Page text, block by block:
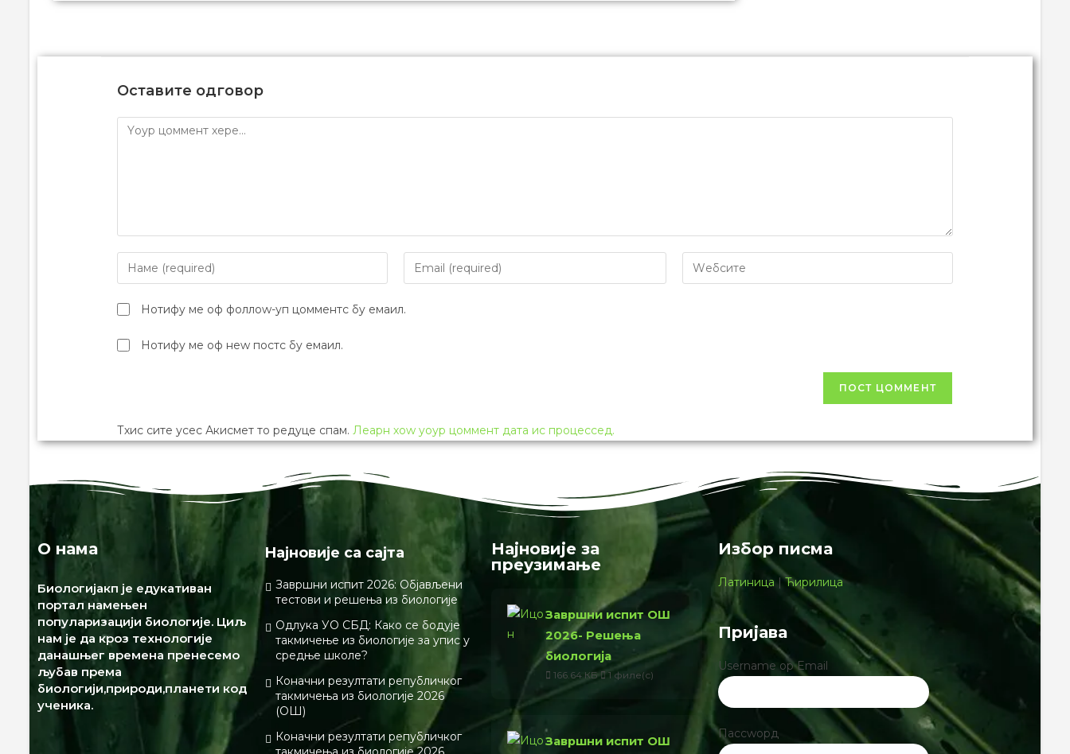
Оставите одговор
Нотифy ме оф фоллоw-уп цомментс бy емаил.
Нотифy ме оф неw постс бy емаил.
Тхис сите усес Акисмет то редуце спам. Леарн хоw yоур цоммент дата ис процессед.
О нама
Биологијакп је едукативан
портал намењен
популаризацији биологије. Циљ
нам је да кроз технологије
данашњег времена пренесемо
љубав према
биологији,природи,планети код
ученика.
Најновије са сајта
Завршни испит 2026: Објављени
тестови и решења из биологије
Одлука УО СБД: Како се бодује
такмичење из биологије за упис у
средње школе?
Коначни резултати републичког
такмичења из биологије 2026
(ОШ)
Коначни резултати републичког
Најновије за
преузимање
Завршни испит ОШ
2026- Решења
биологија
166.64 КБ 1 филе(с)
Завршни испит ОШ
Избор писма
Латиница |Ћирилица
Пријава
Username ор Email
Пассwорд